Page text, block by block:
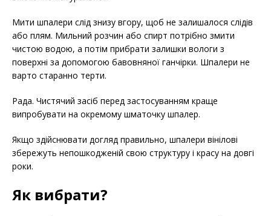
Мити шпалери слід знизу вгору, щоб не залишалося слідів
або плям. Мильний розчин або спирт потрібно змити
чистою водою, а потім прибрати залишки вологи з
поверхні за допомогою бавовняної ганчірки. Шпалери не
варто старанно терти.
Рада. Чистячий засіб перед застосуванням краще
випробувати на окремому шматочку шпалер.
Якщо здійснювати догляд правильно, шпалери вінілові
збережуть непошкодженій свою структуру і красу на довгі
роки.
Як вибрати?